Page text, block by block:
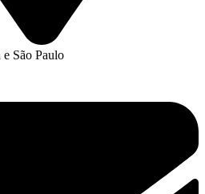
São Paulo